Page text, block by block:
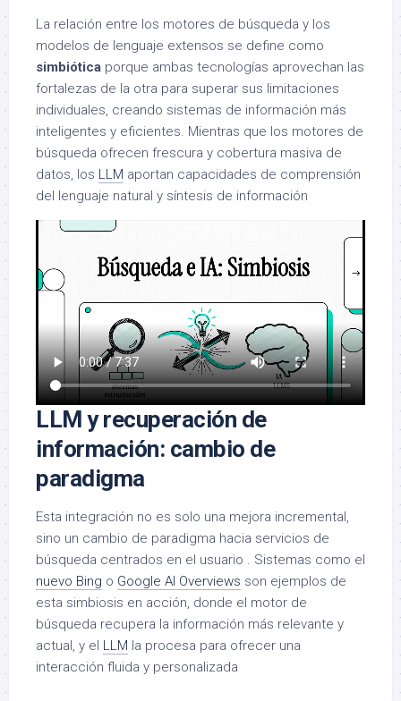
La relación entre los motores de búsqueda y los
modelos de lenguaje extensos se define como
simbiótica porque ambas tecnologías aprovechan las
fortalezas de la otra para superar sus limitaciones
individuales, creando sistemas de información más
inteligentes y eficientes. Mientras que los motores de
búsqueda ofrecen frescura y cobertura masiva de
datos, los LLM aportan capacidades de comprensión
del lenguaje natural y síntesis de información
LLM y recuperación de
información: cambio de
paradigma
Esta integración no es solo una mejora incremental,
sino un cambio de paradigma hacia servicios de
búsqueda centrados en el usuario . Sistemas como el
nuevo Bing o Google AI Overviews son ejemplos de
esta simbiosis en acción, donde el motor de
búsqueda recupera la información más relevante y
actual, y el LLM la procesa para ofrecer una
interacción fluida y personalizada